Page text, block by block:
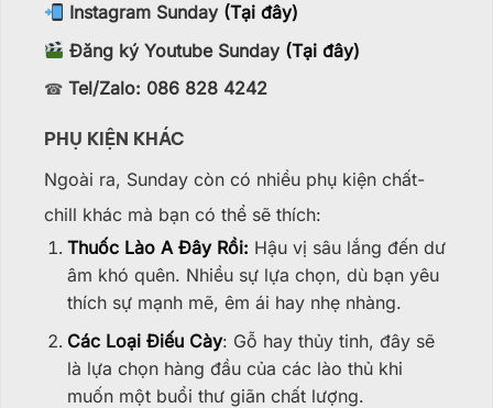
Instagram Sunday (Tại đây)
Đăng ký Youtube Sunday (Tại đây)
☎ Tel/Zalo: 086 828 4242
PHỤ KIỆN KHÁC
Ngoài ra, Sunday còn có nhiều phụ kiện chất-
chill khác mà bạn có thể sẽ thích:
Thuốc Lào A Đây Rồi: Hậu vị sâu lắng đến dư
âm khó quên. Nhiều sự lựa chọn, dù bạn yêu
thích sự mạnh mẽ, êm ái hay nhẹ nhàng.
Các Loại Điếu Cày: Gỗ hay thủy tinh, đây sẽ
là lựa chọn hàng đầu của các lào thủ khi
muốn một buổi thư giãn chất lượng.